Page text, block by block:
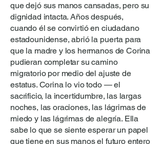
que dejó sus manos cansadas, pero su
dignidad intacta. Años después,
cuando él se convirtió en ciudadano
estadounidense, abrió la puerta para
que la madre y los hermanos de Corina
pudieran completar su camino
migratorio por medio del ajuste de
estatus. Corina lo vio todo — el
sacrificio, la incertidumbre, las largas
noches, las oraciones, las lágrimas de
miedo y las lágrimas de alegría. Ella
sabe lo que se siente esperar un papel
que tiene en sus manos el futuro entero